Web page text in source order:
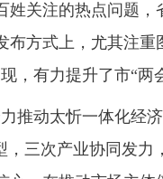
关注的热点问题，
布方式上，尤其注
，有力提升了市“两
动太忻一体化经济
，三次产业协同发